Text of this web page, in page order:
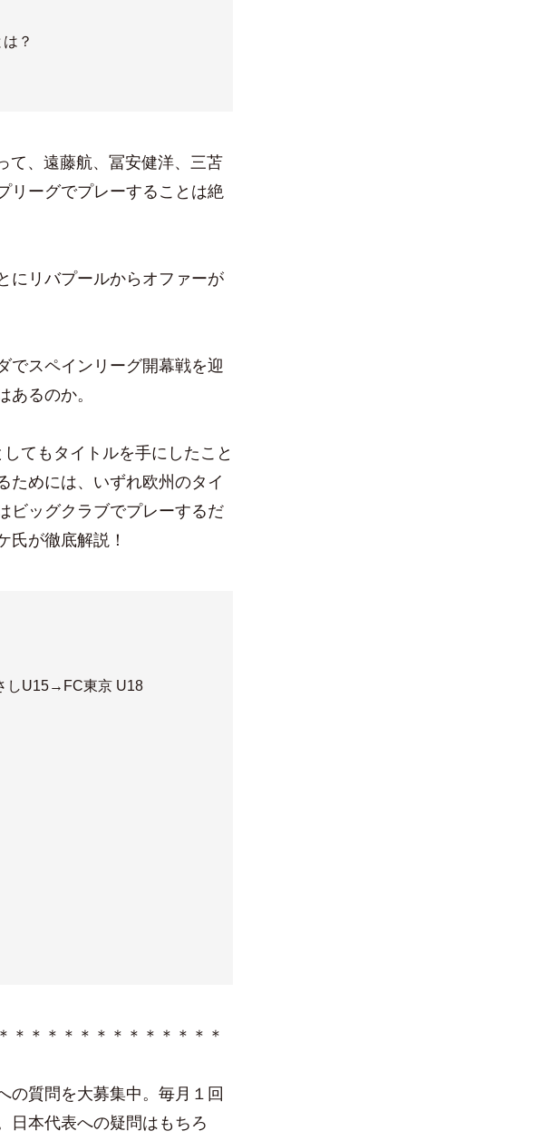
？
て、遠藤航、冨安健洋、三苫
リーグでプレーすることは絶
にリバプールからオファーが
スペインリーグ開幕戦を迎
あるのか。
てもタイトルを手にしたこと
ためには、いずれ欧州のタイ
ビッグクラブでプレーするだ
が徹底解説！
しU15→FC東京 U18
＊＊＊＊＊＊＊＊＊＊＊＊＊
の質問を大募集中。毎月１回
日本代表への疑問はもちろ